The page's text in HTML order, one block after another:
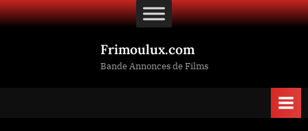
Skip
to
Frimoulux.com
Bande Annonces de Films